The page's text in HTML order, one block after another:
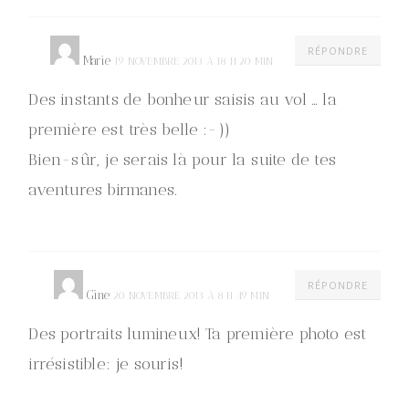
RÉPONDRE
Marie 19 NOVEMBRE 2013 À 18 H 20 MIN
Des instants de bonheur saisis au vol … la
première est très belle :-))
Bien-sûr, je serais là pour la suite de tes
aventures birmanes.
RÉPONDRE
Gine 20 NOVEMBRE 2013 À 8 H 49 MIN
Des portraits lumineux! Ta première photo est
irrésistible: je souris!